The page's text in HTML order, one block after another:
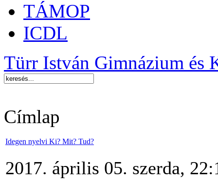
TÁMOP
ICDL
Türr István Gimnázium és
Címlap
Idegen nyelvi Ki? Mit? Tud?
2017. április 05. szerda,